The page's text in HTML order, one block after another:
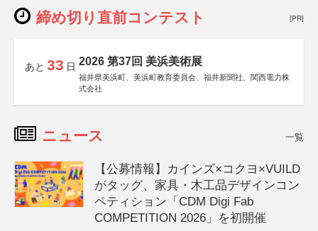
締め切り直前コンテスト [PR]
あと 33 日 2026 第37回 美浜美術展
福井県美浜町、美浜町教育委員会、福井新聞社、関西電力株
式会社
ニュース 一覧
【公募情報】カインズ×コクヨ×VUILD
がタッグ、家具・木工品デザインコン
ペティション「CDM Digi Fab
COMPETITION 2026」を初開催